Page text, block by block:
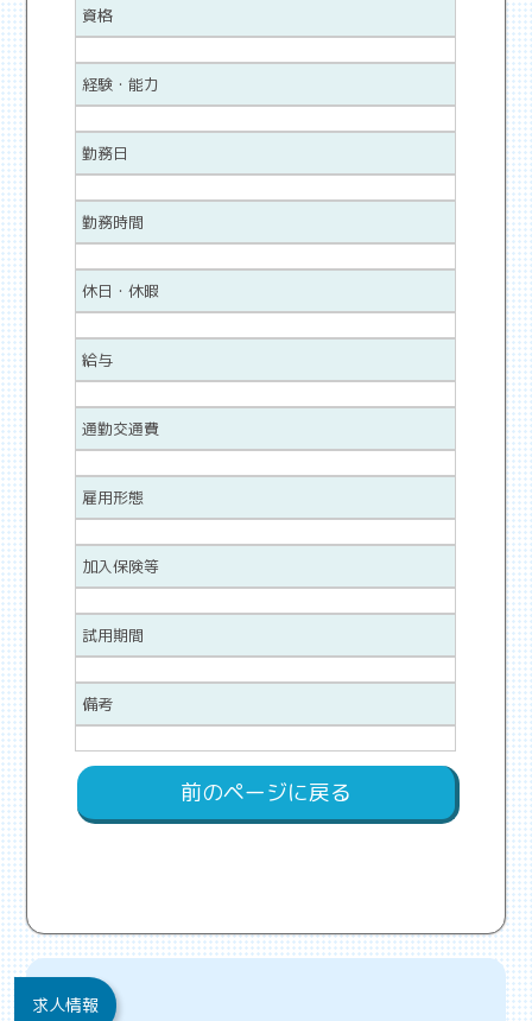
資格
経験・能力
勤務日
勤務時間
休日・休暇
給与
通勤交通費
雇用形態
加入保険等
試用期間
備考
前のページに戻る
求人情報